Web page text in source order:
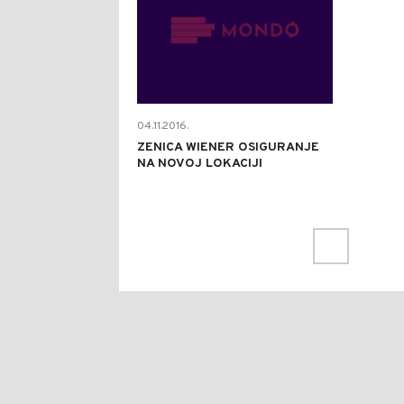
04.11.2016.
ZENICA WIENER OSIGURANJE
NA NOVOJ LOKACIJI